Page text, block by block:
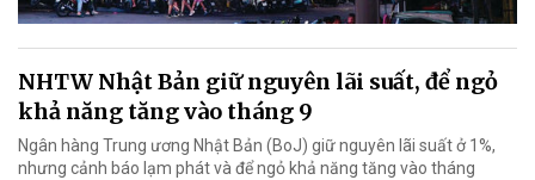
NHTW Nhật Bản giữ nguyên lãi suất, để ngỏ
khả năng tăng vào tháng 9
Ngân hàng Trung ương Nhật Bản (BoJ) giữ nguyên lãi suất ở 1%,
nhưng cảnh báo lạm phát và để ngỏ khả năng tăng vào tháng